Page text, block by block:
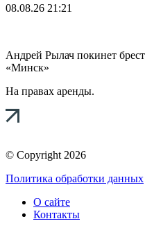
08.08.26 21:21
Андрей Рылач покинет
«Минск»
На правах аренды.
© Copyright 2026
Политика обработки данных
О сайте
Контакты